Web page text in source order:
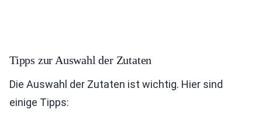
Tipps zur Auswahl der Zutaten
Die Auswahl der Zutaten ist wichtig. Hier sind
einige Tipps: